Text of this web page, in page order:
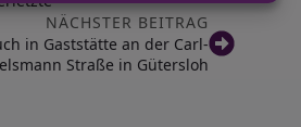
NÄCHSTER BEITRAG
in Gaststätte an der Carl-
Straße in Gütersloh